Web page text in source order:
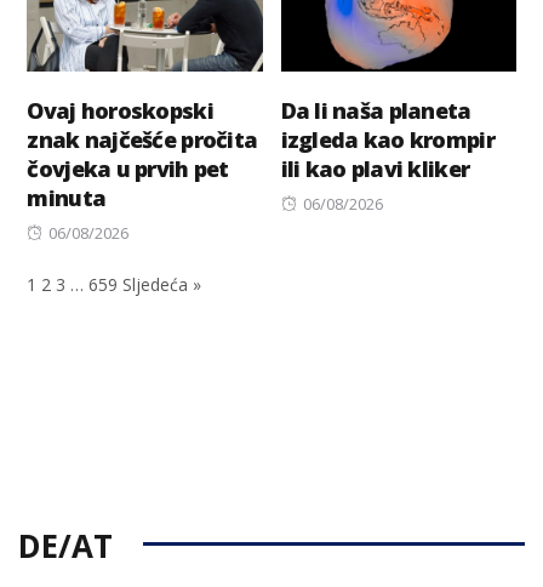
Ovaj horoskopski
znak najčešće pročita
čovjeka u prvih pet
minuta
Posted
06/08/2026
Da li naša planeta
izgleda kao krompir
ili kao plavi kliker
Posted
06/08/2026
1 2 3 … 659 Sljedeća »
DE/AT